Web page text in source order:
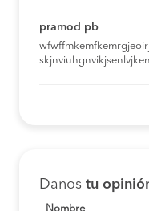
pramod pb
Danos tu
Nombre